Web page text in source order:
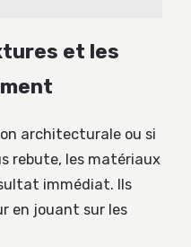
et les
architecturale ou si
rebute, les matériaux
immédiat. Ils
en jouant sur les